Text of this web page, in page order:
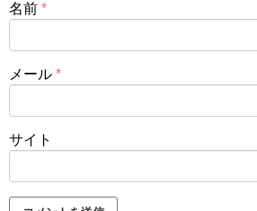
名前 *
メール *
サイト